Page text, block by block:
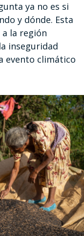
ya no es si
y dónde. Esta
la región
inseguridad
evento climático